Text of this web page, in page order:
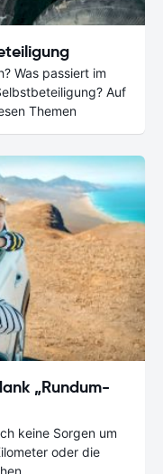
Was passiert im
Auf
Themen
„Rundum-
keine Sorgen um
oder die